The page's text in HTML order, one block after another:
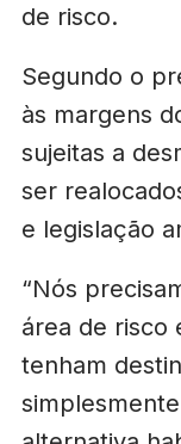
de risco.
Segundo o
às margens
sujeitas a
ser
e legislação
“Nós
área de risco
tenham